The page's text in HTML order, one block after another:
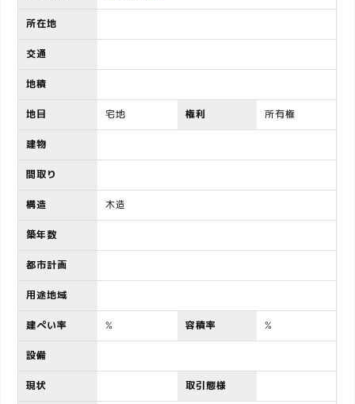
所在地
交通
地積
地目 宅地 権利 所有権
建物
間取り
構造 木造
築年数
都市計画
用途地域
建ぺい率 % 容積率 %
設備
現状 取引態様